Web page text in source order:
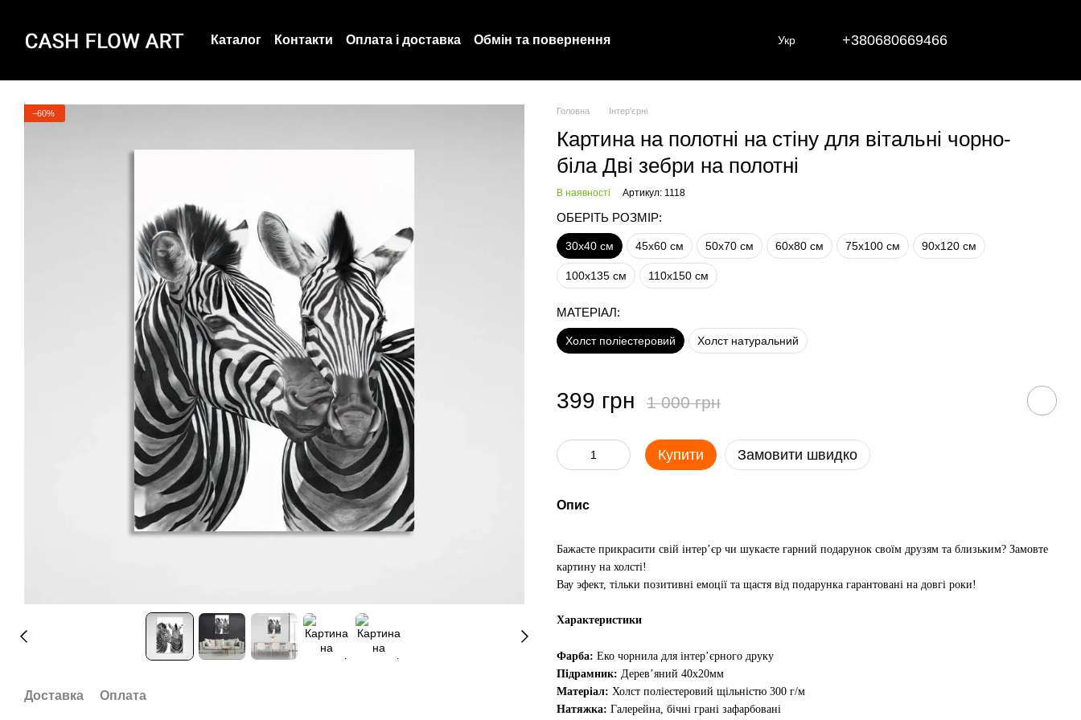
Каталог Контакти Оплата і доставка
Обмін та повернення
Укр +380680669466
−60%
Доставка Оплата
Головна Інтер'єрні
Картина на полотні на стіну для вітальні чорно-
біла Дві зебри на полотні
В наявності Артикул: 1118
ОБЕРІТЬ РОЗМІР:
30х40 см 45х60 см 50х70 см 60х80 см 75х100 см 90х120 см
100х135 см 110х150 см
МАТЕРІАЛ:
Холст поліестеровий Холст натуральний
399 грн 1 000 грн
Купити Замовити швидко
Опис
Бажаєте прикрасити свій інтер’єр чи шукаєте гарний подарунок своїм друзям та близьким? Замовте
картину на холсті!
Вау эфект, тільки позитивні емоції та щастя від подарунка гарантовані на довгі роки!
Характеристики
Фарба: Еко чорнила для інтер’єрного друку
Підрамник: Дерев’яний 40х20мм
Матеріал: Холст поліестеровий щільністю 300 г/м
Натяжка: Галерейна, бічні грані зафарбовані